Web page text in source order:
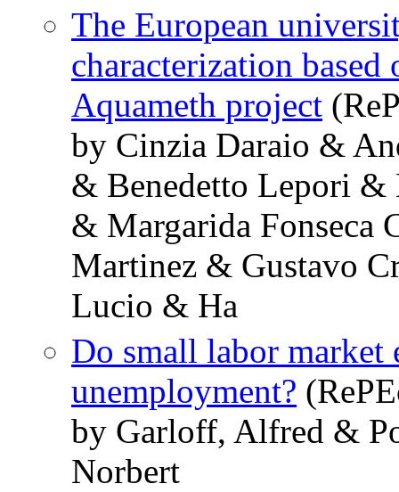
The European
characterization
Aquameth project
by Cinzia Daraio &
& Benedetto Lepori &
& Margarida Fonseca
Martinez & Gustavo
Lucio & Ha
Do small labor market
unemployment?
by Garloff, Alfred &
Norbert